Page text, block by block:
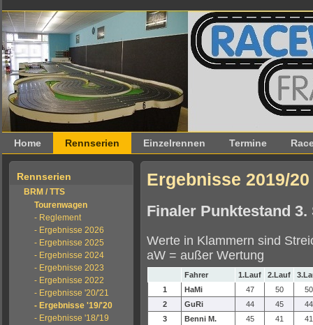
Home Rennserien Einzelrennen Termine
Rennserien
BRM / TTS
Tourenwagen
- Reglement
- Ergebnisse 2026
- Ergebnisse 2025
- Ergebnisse 2024
- Ergebnisse 2023
- Ergebnisse 2022
- Ergebnisse '20/'21
- Ergebnisse '19/'20
- Ergebnisse '18/'19
Ergebnisse 2019/
Finaler Punktestand 3.
Werte in Klammern sind
aW = außer Wertung
Fahrer 1.Lauf 2.Lauf
1
HaMi 47 50
50
2
GuRi 44 45
44
3
Benni M. 45 41
41